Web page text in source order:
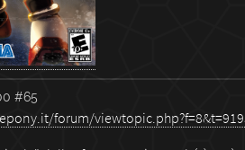
#65
forum/